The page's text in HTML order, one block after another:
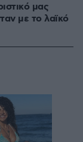
μας
με το λαϊκό